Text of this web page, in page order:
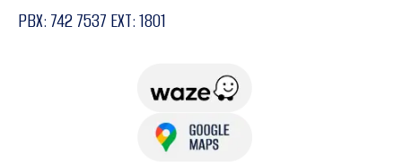
PBX: 742 7537 EXT: 1801